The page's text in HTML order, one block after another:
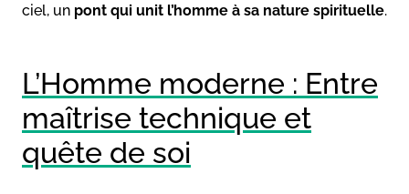
ciel, un pont qui unit l’homme à sa nature spirituelle.
L’Homme moderne : Entre
maîtrise technique et
quête de soi